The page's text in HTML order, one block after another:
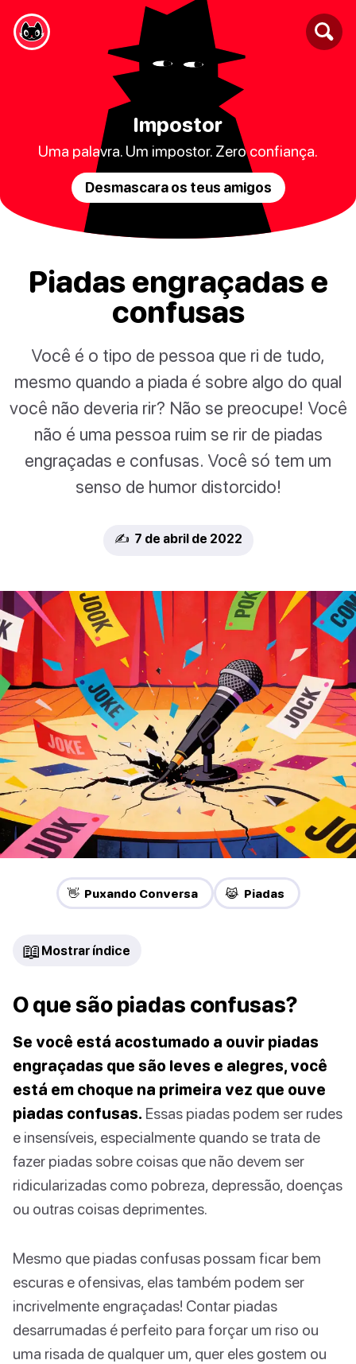
Impostor
Uma palavra. Um impostor. Zero confiança.
Desmascara os teus amigos
Piadas engraçadas e
confusas
Você é o tipo de pessoa que ri de tudo,
mesmo quando a piada é sobre algo do qual
você não deveria rir? Não se preocupe! Você
não é uma pessoa ruim se rir de piadas
engraçadas e confusas. Você só tem um
senso de humor distorcido!
✍️ 7 de abril de 2022
👋 Puxando Conversa 😹 Piadas
📖 Mostrar índice
O que são piadas confusas?
Se você está acostumado a ouvir piadas
engraçadas que são leves e alegres, você
está em choque na primeira vez que ouve
piadas confusas. Essas piadas podem ser rudes
e insensíveis, especialmente quando se trata de
fazer piadas sobre coisas que não devem ser
ridicularizadas como pobreza, depressão, doenças
ou outras coisas deprimentes.
Mesmo que piadas confusas possam ficar bem
escuras e ofensivas, elas também podem ser
incrivelmente engraçadas! Contar piadas
desarrumadas é perfeito para forçar um riso ou
uma risada de qualquer um, quer eles gostem ou